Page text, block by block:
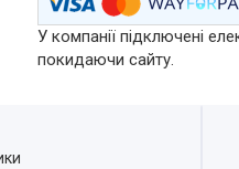
У компанії підключені
покидаючи сайту.